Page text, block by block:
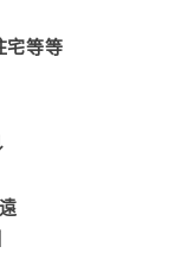
宅等等